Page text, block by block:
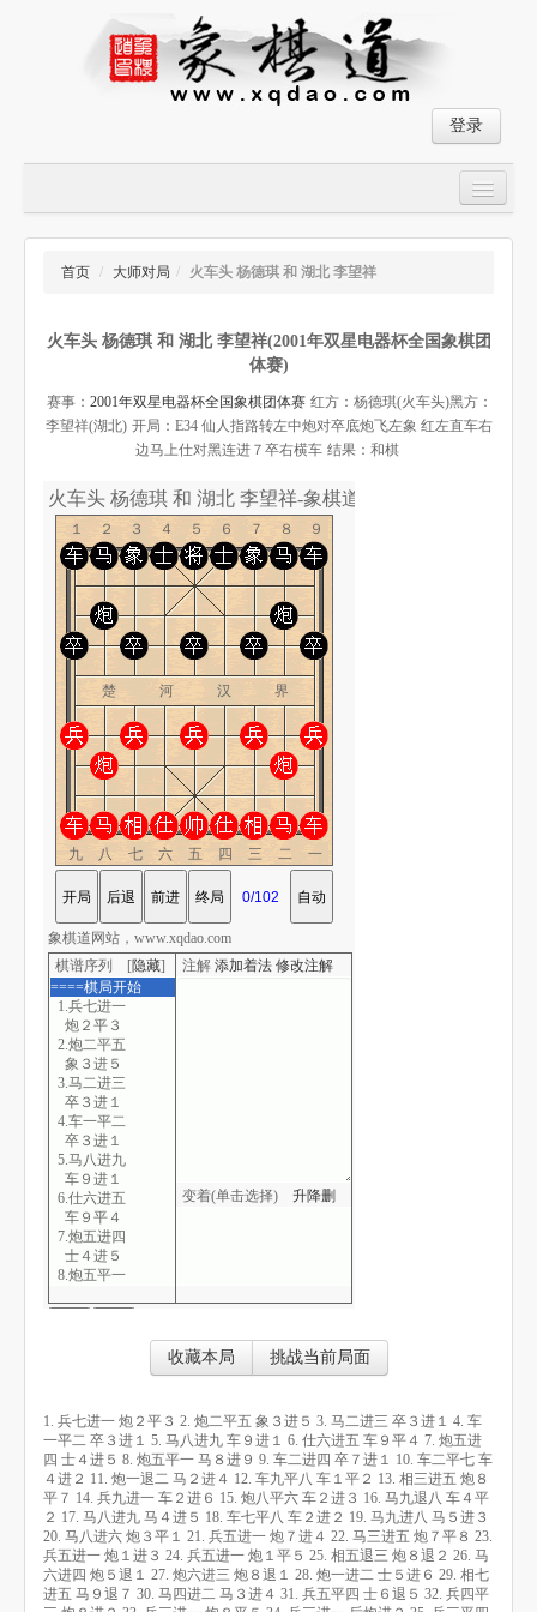
登录
大师对局
象棋棋谱
残局破解
象棋小游戏
首页 / 大师对局 / 火车头 杨德琪 和 湖北 李望祥
火车头 杨德琪 和 湖北 李望祥(2001年双星电器杯全国象棋团
体赛)
赛事： 2001年双星电器杯全国象棋团体赛 红方：杨德琪(火车头)黑方：
李望祥(湖北) 开局：E34 仙人指路转左中炮对卒底炮飞左象 红左直车右
边马上仕对黑连进７卒右横车 结果：和棋
火车头 杨德琪 和 湖北 李望祥-象棋道
１２３４５６７８９
楚 河 汉 界
九八七六五四三二一
棋谱序列 [隐藏]
====棋局开始
1.兵七进一
炮２平３
2.炮二平五
象３进５
3.马二进三
卒３进１
4.车一平二
卒３进１
5.马八进九
车９进１
6.仕六进五
车９平４
7.炮五进四
士４进５
8.炮五平一
9.车二进四
12.车九平八
车１平２
13.相三进五
炮８平７
14.兵九进一
车２进６
15.炮八平六
车２进３
16.马九退八
车４平２
注解 添加着法 修改注解
变着(单击选择) 升降删
象棋道网站，www.xqdao.com
收藏本局 挑战当前局面
1. 兵七进一 炮２平３ 2. 炮二平五 象３进５ 3. 马二进三 卒３进１ 4. 车
一平二 卒３进１ 5. 马八进九 车９进１ 6. 仕六进五 车９平４ 7. 炮五进
四 士４进５ 8. 炮五平一 马８进９ 9. 车二进四 卒７进１ 10. 车二平七 车
４进２ 11. 炮一退二 马２进４ 12. 车九平八 车１平２ 13. 相三进五 炮８
平７ 14. 兵九进一 车２进６ 15. 炮八平六 车２进３ 16. 马九退八 车４平
２ 17. 马八进九 马４进５ 18. 车七平八 车２进２ 19. 马九进八 马５进３
20. 马八进六 炮３平１ 21. 兵五进一 炮７进４ 22. 马三进五 炮７平８ 23.
兵五进一 炮１进３ 24. 兵五进一 炮１平５ 25. 相五退三 炮８退２ 26. 马
六进四 炮５退１ 27. 炮六进三 炮８退１ 28. 炮一进二 士５进６ 29. 相七
进五 马９退７ 30. 马四进二 马３进４ 31. 兵五平四 士６退５ 32. 兵四平